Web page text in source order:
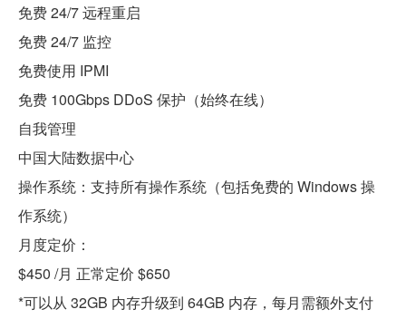
免费 24/7 远程重启
免费 24/7 监控
免费使用 IPMI
免费 100Gbps DDoS 保护（始终在线）
自我管理
中国大陆数据中心
操作系统：支持所有操作系统（包括免费的 Windows 操
作系统）
月度定价：
$450 /月 正常定价 $650
*可以从 32GB 内存升级到 64GB 内存，每月需额外支付